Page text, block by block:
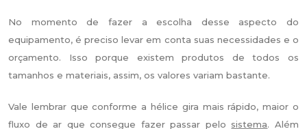
No momento de fazer a escolha desse aspecto do
equipamento, é preciso levar em conta suas necessidades e o
orçamento. Isso porque existem produtos de todos os
tamanhos e materiais, assim, os valores variam bastante.
Vale lembrar que conforme a hélice gira mais rápido, maior o
fluxo de ar que consegue fazer passar pelo sistema. Além